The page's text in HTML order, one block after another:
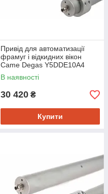
Привід для автоматизації
фрамуг і відкидних вікон
Came Degas Y5DDE10A4
В наявності
30 420 ₴
Купити